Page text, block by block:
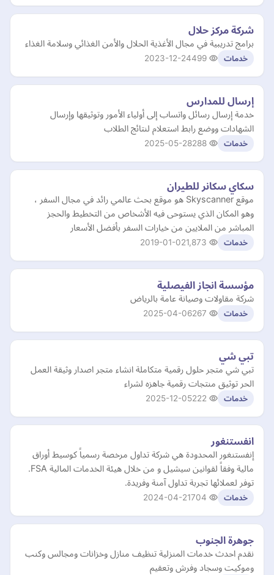
شركة مركز حلال
برامج تدريبية في مجال الأغذية الحلال والأمن الغذائي وسلامة الغذاء
خدمات 2023-12-24
إرسال للمدارس
خدمة إرسال رسائل واتساب إلى أولياء الأمور وتوثيقها وإرسال
الشهادات ووضع رابط استعلام لنتائج الطلاب
خدمات 2025-05-28
سكاي سكانر للطيران
موقع Skyscanner هو موقع بحث عالمي رائد في مجال السفر ،
وهو المكان الذي يستوحى فيه الأشخاص من التخطيط والحجز
المباشر من الملايين من خيارات السفر بأفضل الأسعار
خدمات 2019-01-02
مؤسسة انجاز الفيصلية
شركة مقاولات وصيانة عامة بالرياض
خدمات 2025-04-06
تبي شي
تبي شي متجر حلول رقمية متكاملة انشاء متجر اصدار وثيقة العمل
الحر توثيق منتجات رقمية جاهزه لشراء
خدمات 2025-12-05
انفستنغور
إنفستنغور المحدودة هي شركة تداول مرخصة رسمياً كوسيط أوراق
مالية وفقاً لقوانين سيشيل و من خلال هيئة الخدمات المالية FSA.
توفر لعملائها تجربة تداول آمنة وفريدة.
خدمات 2024-04-21
جوهرة الجنوب
نقدم احدث خدمات المنزلية تنظيف منازل وخزانات ومجالس وكنب
وموكيت وسجاد وفرش وتعقيم